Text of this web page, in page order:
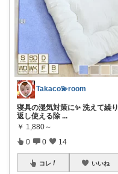
Takaco💫room
寝具の湿気対策に✨ 洗えて繰り
返し使える除 ...
￥ 1,880～
0 0 14
コレ いいね